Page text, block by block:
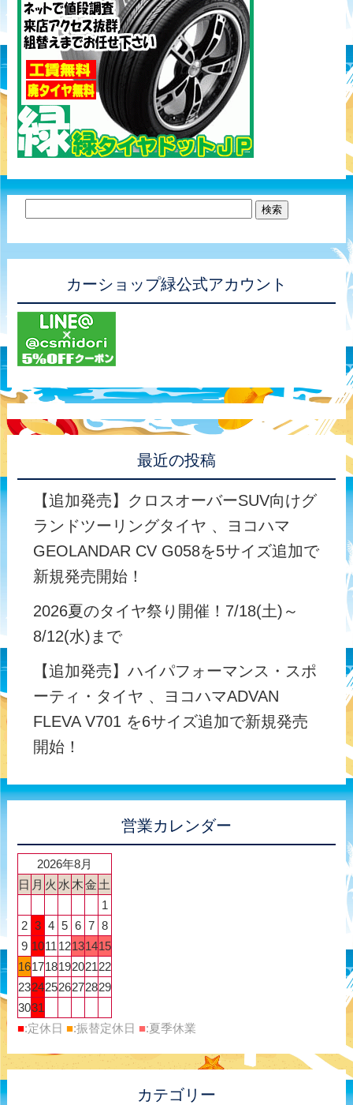
カーショップ緑公式アカウント
最近の投稿
【追加発売】クロスオーバーSUV向けグ
ランドツーリングタイヤ 、ヨコハマ
GEOLANDAR CV G058を5サイズ追加で
新規発売開始！
2026夏のタイヤ祭り開催！7/18(土)～
8/12(水)まで
【追加発売】ハイパフォーマンス・スポ
ーティ・タイヤ 、ヨコハマADVAN
FLEVA V701 を6サイズ追加で新規発売
開始！
営業カレンダー
2026年8月
日 月 火 水 木金 土
1
2 3 4 5 6 7 8
9 1011 12131415
16171819202122
23242526272829
3031
■:定休日 ■:振替定休日 ■:夏季休業
カテゴリー